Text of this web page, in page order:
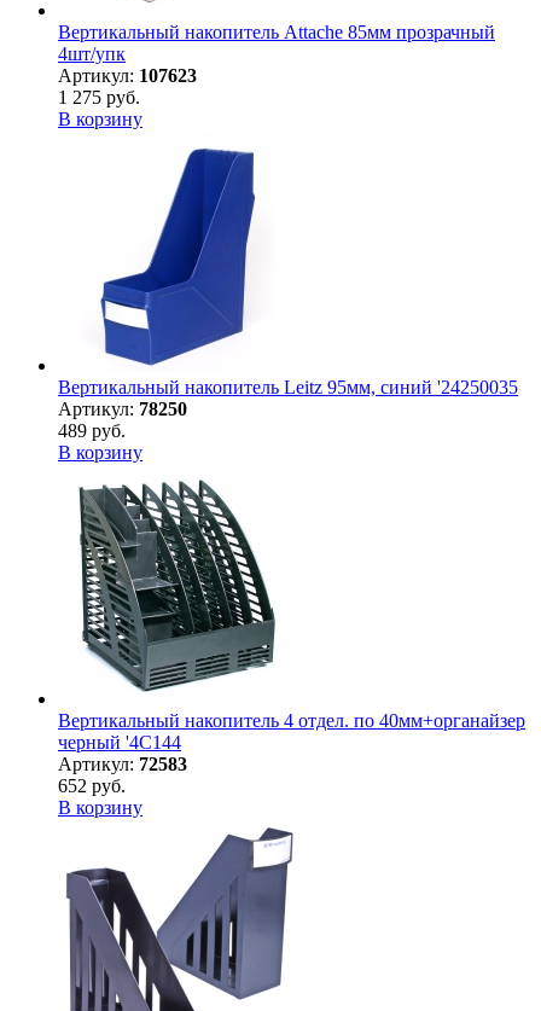
Вертикальный накопитель Attache 85мм прозрачный
4шт/упк
Артикул: 107623
1 275 руб.
В корзину
Вертикальный накопитель Leitz 95мм, синий '24250035
Артикул: 78250
489 руб.
В корзину
Вертикальный накопитель 4 отдел. по 40мм+органайзер
черный '4C144
Артикул: 72583
652 руб.
В корзину